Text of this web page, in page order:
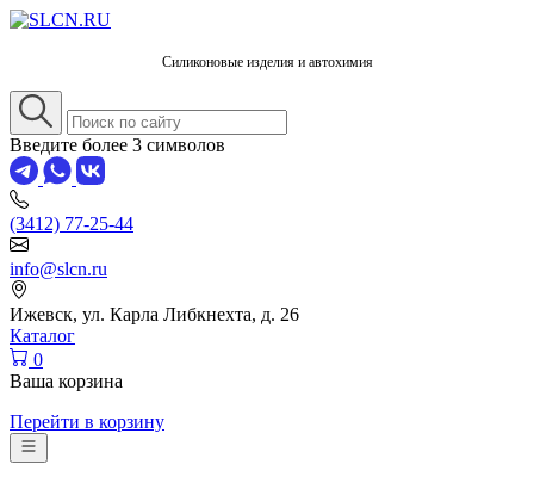
Силиконовые изделия и автохимия
Введите более 3 символов
(3412) 77-25-44
info@slcn.ru
Ижевск, ул. Карла Либкнехта, д. 26
Каталог
0
Ваша корзина
Перейти в корзину